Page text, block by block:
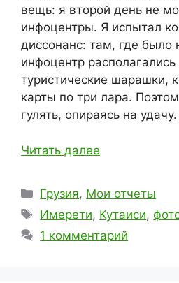
вещь: я второй день не
инфоцентры. Я испытал
диссонанс: там, где было
инфоцентр
туристические шарашки,
карты по три лара.
гулять, опираясь на удачу.
Читать далее
Рубрики
Грузия, Мои отчеты
Метки
Имерети, Кутаиси,
1 комментарий